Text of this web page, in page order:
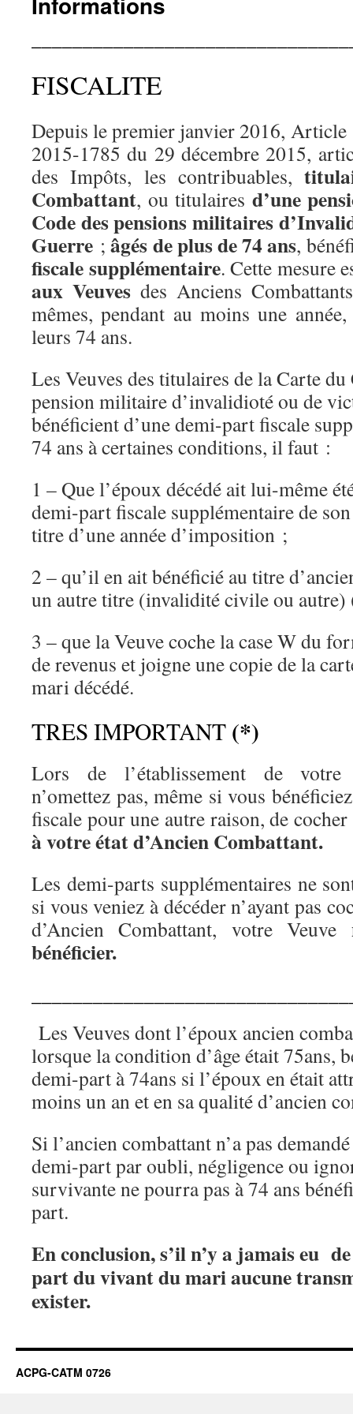
FISCALITE
Depuis le premier janvier 2016,
2015-1785 du 29 décembre 2015,
des Impôts, les contribuables,
Combattant, ou titulaires d’une
Code des pensions militaires
Guerre ;âgés de plus de 74 ans,
fiscale supplémentaire. Cette mesure
aux Veuves des Anciens
mêmes, pendant au moins une
leurs 74 ans.
Les Veuves des titulaires de la Carte
pension militaire d’invalidioté ou de
bénéficient d’une demi-part fiscale
74 ans à certaines conditions, il faut :
1 – Que l’époux décédé ait lui-même
demi-part fiscale supplémentaire de
titre d’une année d’imposition ;
2 – qu’il en ait bénéficié au titre
un autre titre (invalidité civile ou autre)
3 – que la Veuve coche la case W du
de revenus et joigne une copie de la
mari décédé.
TRES IMPORTANT (*)
Lors de l’établissement de votre
n’omettez pas, même si vous
fiscale pour une autre raison, de
à votre état d’Ancien Combattant.
Les demi-parts supplémentaires ne
si vous veniez à décéder n’ayant pas
d’Ancien Combattant, votre Veuve
bénéficier.
Les Veuves dont l’époux ancien
lorsque la condition d’âge était 75ans,
demi-part à 74ans si l’époux en était
moins un an et en sa qualité d’ancien
Si l’ancien combattant n’a pas
demi-part par oubli, négligence ou
survivante ne pourra pas à 74 ans
part.
En conclusion, s’il n’y a jamais eu
part du vivant du mari aucune
exister.
ACPG-CATM 0726